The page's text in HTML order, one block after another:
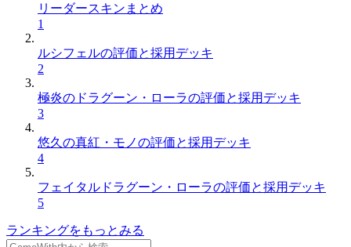
リーダースキンまとめ
1
ルシフェルの評価と採用デッキ
2
極炎のドラグーン・ローラの評価と採用デッキ
3
悠久の真紅・モノの評価と採用デッキ
4
フェイタルドラグーン・ローラの評価と採用デッキ
5
ランキングをもっとみる